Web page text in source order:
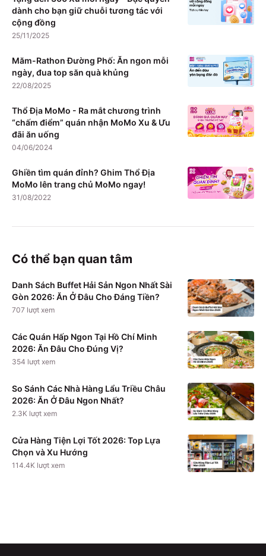
dành cho bạn giữ chuỗi tương tác với
cộng đồng
25/11/2025
Măm-Rathon Đường Phố: Ăn ngon mỗi
ngày, đua top săn quà khủng
22/08/2025
Thổ Địa MoMo - Ra mắt chương trình
“chấm điểm” quán nhận MoMo Xu & Ưu
đãi ăn uống
04/06/2024
Ghiền tìm quán đỉnh? Ghim Thổ Địa
MoMo lên trang chủ MoMo ngay!
31/08/2022
Có thể bạn quan tâm
Danh Sách Buffet Hải Sản Ngon Nhất Sài
Gòn 2026: Ăn Ở Đâu Cho Đáng Tiền?
707 lượt xem
Các Quán Hấp Ngon Tại Hồ Chí Minh
2026: Ăn Đâu Cho Đúng Vị?
354 lượt xem
So Sánh Các Nhà Hàng Lẩu Triều Châu
2026: Ăn Ở Đâu Ngon Nhất?
2.3K lượt xem
Cửa Hàng Tiện Lợi Tốt 2026: Top Lựa
Chọn và Xu Hướng
114.4K lượt xem